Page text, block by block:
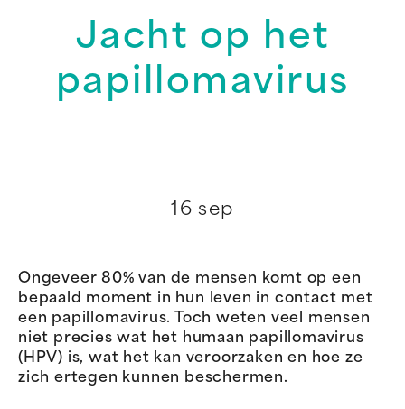
Jacht op het
papillomavirus
16 sep
Ongeveer 80% van de mensen komt op een
bepaald moment in hun leven in contact met
een papillomavirus. Toch weten veel mensen
niet precies wat het humaan papillomavirus
(HPV) is, wat het kan veroorzaken en hoe ze
zich ertegen kunnen beschermen.